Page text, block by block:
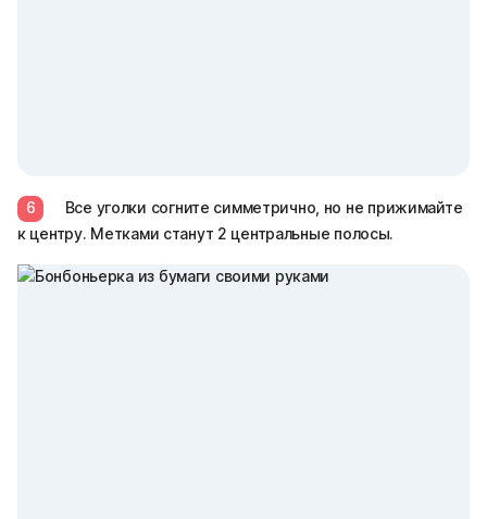
6
Все уголки согните симметрично, но не прижимайте
к центру. Метками станут 2 центральные полосы.